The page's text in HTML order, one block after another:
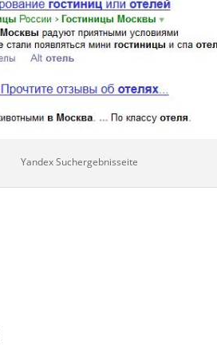
Yandex Suchergebnisseite